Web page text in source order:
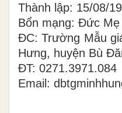
Thành lập: 15/08/
Bổn mạng: Đức Mẹ
ĐC: Trường Mẫu
Hưng, huyện Bù
ĐT: 0271.3971.084
Email: